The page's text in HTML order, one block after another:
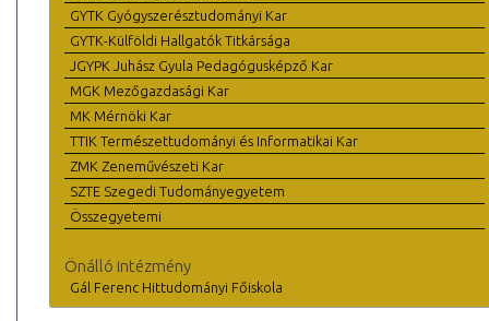
GYTK Gyógyszerésztudományi Kar
GYTK-Külföldi Hallgatók Titkársága
JGYPK Juhász Gyula Pedagógusképző Kar
MGK Mezőgazdasági Kar
MK Mérnöki Kar
TTIK Természettudományi és Informatikai Kar
ZMK Zeneművészeti Kar
SZTE Szegedi Tudományegyetem
Összegyetemi
Önálló intézmény
Gál Ferenc Hittudományi Főiskola